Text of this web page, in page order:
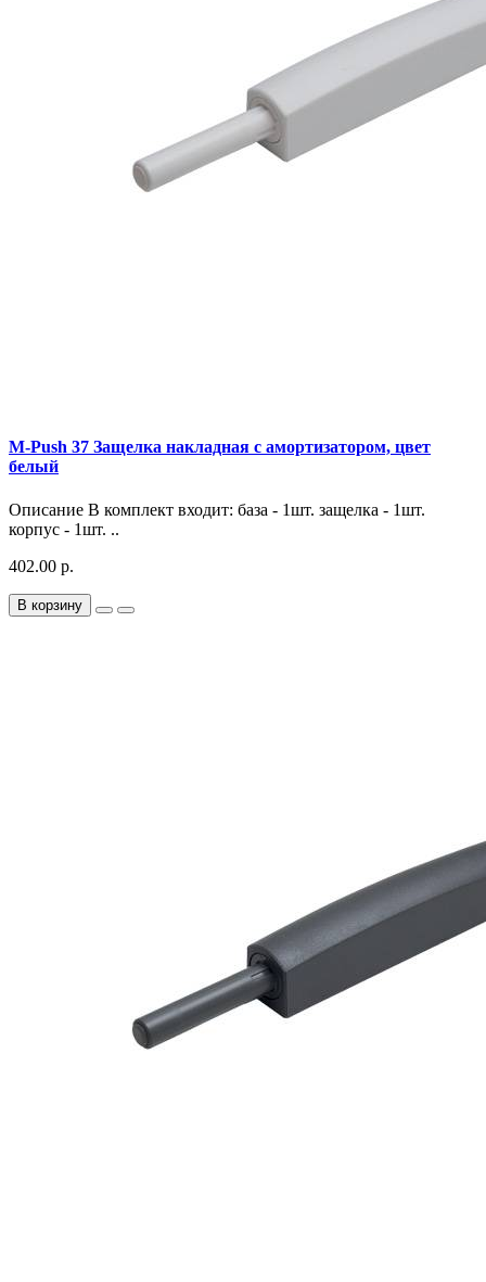
M-Push 37 Защелка накладная с амортизатором, цвет
белый
Описание В комплект входит: база - 1шт. защелка - 1шт.
корпус - 1шт. ..
402.00 р.
В корзину